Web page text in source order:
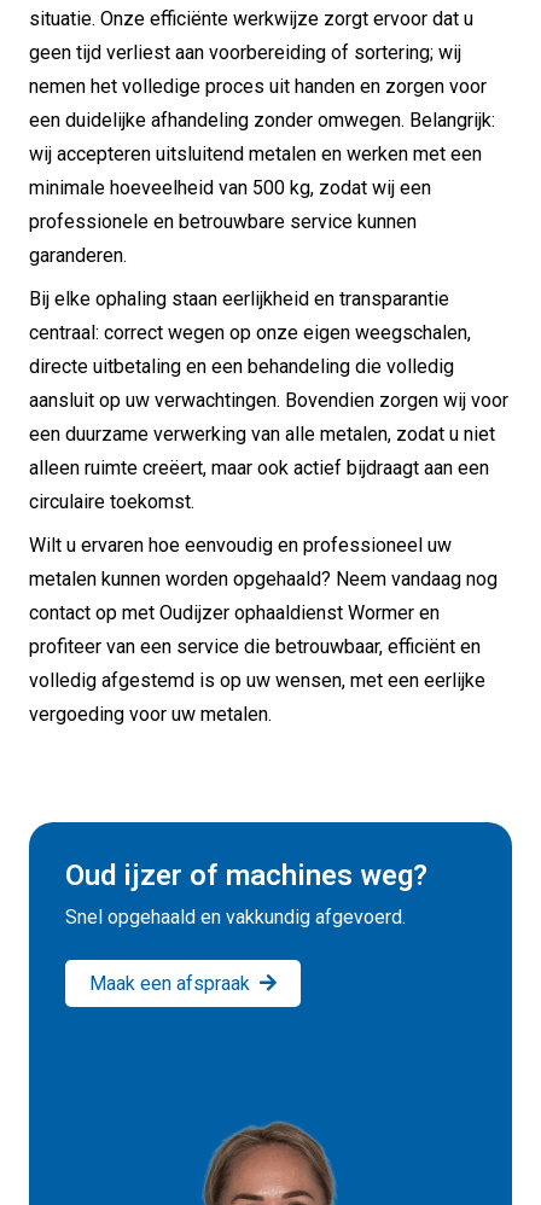
situatie. Onze efficiënte werkwijze zorgt ervoor dat u
geen tijd verliest aan voorbereiding of sortering; wij
nemen het volledige proces uit handen en zorgen voor
een duidelijke afhandeling zonder omwegen. Belangrijk:
wij accepteren uitsluitend metalen en werken met een
minimale hoeveelheid van 500 kg, zodat wij een
professionele en betrouwbare service kunnen
garanderen.
Bij elke ophaling staan eerlijkheid en transparantie
centraal: correct wegen op onze eigen weegschalen,
directe uitbetaling en een behandeling die volledig
aansluit op uw verwachtingen. Bovendien zorgen wij voor
een duurzame verwerking van alle metalen, zodat u niet
alleen ruimte creëert, maar ook actief bijdraagt aan een
circulaire toekomst.
Wilt u ervaren hoe eenvoudig en professioneel uw
metalen kunnen worden opgehaald? Neem vandaag nog
contact op met Oudijzer ophaaldienst Wormer en
profiteer van een service die betrouwbaar, efficiënt en
volledig afgestemd is op uw wensen, met een eerlijke
vergoeding voor uw metalen.
Oud ijzer of machines weg?
Snel opgehaald en vakkundig afgevoerd.
Maak een afspraak